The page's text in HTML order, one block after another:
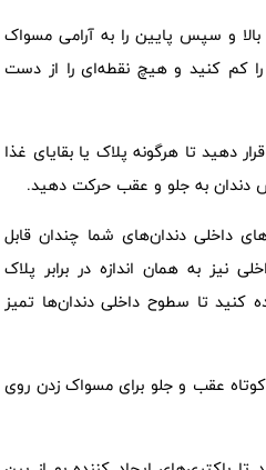
و سپس پایین را به آرامی مسواک
کم کنید و هیچ نقطه‌ای را از دست
خط لثه قرار دهید تا هرگونه پلاک یا بقایای غذا
دندان به جلو و عقب حرکت دهید.
داخلی دندان‌های شما چندان قابل
نیز به همان اندازه در برابر پلاک
عقب استفاده کنید تا سطوح داخلی دندان‌ها تمیز
عقب و جلو برای مسواک زدن روی